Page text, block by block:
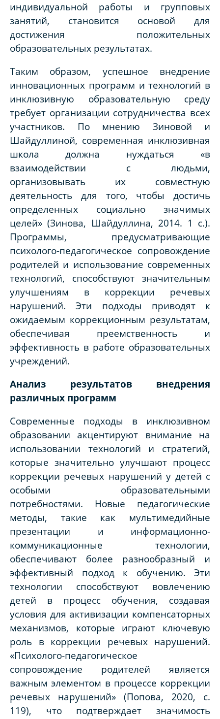
индивидуальной работы и групповых
занятий, становится основой для
достижения положительных
образовательных результатах.
Таким образом, успешное внедрение
инновационных программ и технологий в
инклюзивную образовательную среду
требует организации сотрудничества всех
участников. По мнению Зиновой и
Шайдуллиной, современная инклюзивная
школа должна нуждаться «в
взаимодействии с людьми,
организовывать их совместную
деятельность для того, чтобы достичь
определенных социально значимых
целей» (Зинова, Шайдуллина, 2014. 1 с.).
Программы, предусматривающие
психолого-педагогическое сопровождение
родителей и использование современных
технологий, способствуют значительным
улучшениям в коррекции речевых
нарушений. Эти подходы приводят к
ожидаемым коррекционным результатам,
обеспечивая преемственность и
эффективность в работе образовательных
учреждений.
Анализ результатов внедрения
различных программ
Современные подходы в инклюзивном
образовании акцентируют внимание на
использовании технологий и стратегий,
которые значительно улучшают процесс
коррекции речевых нарушений у детей с
особыми образовательными
потребностями. Новые педагогические
методы, такие как мультимедийные
презентации и информационно-
коммуникационные технологии,
обеспечивают более разнообразный и
эффективный подход к обучению. Эти
технологии способствуют вовлечению
детей в процесс обучения, создавая
условия для активизации компенсаторных
механизмов, которые играют ключевую
роль в коррекции речевых нарушений.
«Психолого-педагогическое
сопровождение родителей является
важным элементом в процессе коррекции
речевых нарушений» (Попова, 2020, с.
119), что подтверждает значимость